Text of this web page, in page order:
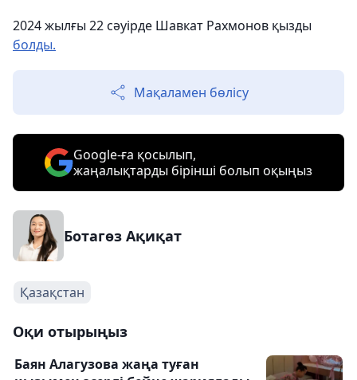
2024 жылғы 22 сәуірде Шавкат Рахмонов қызды
болды.
Мақаламен бөлісу
Google-ға қосылып,
жаңалықтарды бірінші болып оқыңыз
Ботагөз Ақиқат
Қазақстан
Оқи отырыңыз
Баян Алагузова жаңа туған